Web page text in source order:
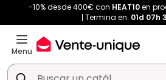
-10% desde 400€ con HEAT10en
Termina en: 01d 07h
Menu